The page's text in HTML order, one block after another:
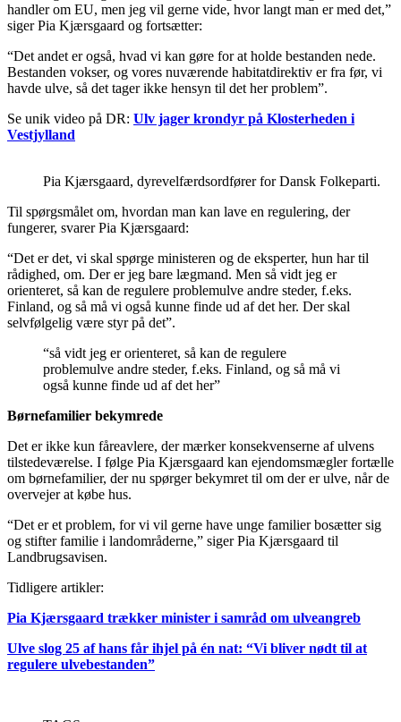
handler om EU, men jeg vil gerne vide, hvor langt man er med det,”
siger Pia Kjærsgaard og fortsætter:
“Det andet er også, hvad vi kan gøre for at holde bestanden nede.
Bestanden vokser, og vores nuværende habitatdirektiv er fra før, vi
havde ulve, så det tager ikke hensyn til det her problem”.
Se unik video på DR: Ulv jager krondyr på Klosterheden i
Vestjylland
Pia Kjærsgaard, dyrevelfærdsordfører for Dansk Folkeparti.
Til spørgsmålet om, hvordan man kan lave en regulering, der
fungerer, svarer Pia Kjærsgaard:
“Det er det, vi skal spørge ministeren og de eksperter, hun har til
rådighed, om. Der er jeg bare lægmand. Men så vidt jeg er
orienteret, så kan de regulere problemulve andre steder, f.eks.
Finland, og så må vi også kunne finde ud af det her. Der skal
selvfølgelig være styr på det”.
“så vidt jeg er orienteret, så kan de regulere
problemulve andre steder, f.eks. Finland, og så må vi
også kunne finde ud af det her”
Børnefamilier bekymrede
Det er ikke kun fåreavlere, der mærker konsekvenserne af ulvens
tilstedeværelse. I følge Pia Kjærsgaard kan ejendomsmægler fortælle
om børnefamilier, der nu spørger bekymret til om der er ulve, når de
overvejer at købe hus.
“Det er et problem, for vi vil gerne have unge familier bosætter sig
og stifter familie i landområderne,” siger Pia Kjærsgaard til
Landbrugsavisen.
Tidligere artikler:
Pia Kjærsgaard trækker minister i samråd om ulveangreb
Ulve slog 25 af hans får ihjel på én nat: “Vi bliver nødt til at
regulere ulvebestanden”